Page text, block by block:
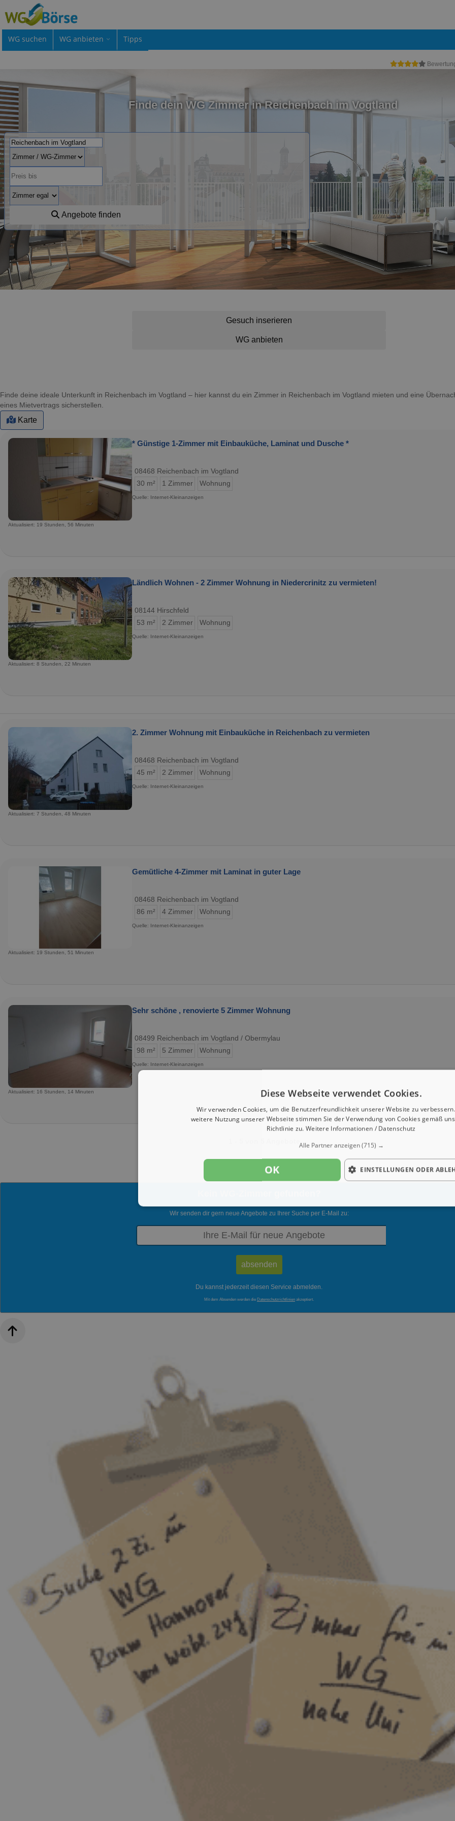
WG suchen WG anbieten Tipps
Finde dein WG Zimmer in Reichenbach im Vogtland
Angebote finden
Gesuch inserieren
WG anbieten
Finde deine ideale Unterkunft in Reichenbach im Vogtland – hier kannst du ein Zimmer in Reichenbach im Vogtland mieten und eine
eines Mietvertrags sicherstellen.
Karte
* Günstige 1-Zimmer mit Einbauküche, Laminat und Dusche *
08468 Reichenbach im Vogtland
30 m²
1 Zimmer Wohnung
Quelle: Internet-Kleinanzeigen
Aktualisiert: 19 Stunden, 56 Minuten
Ländlich Wohnen - 2 Zimmer Wohnung in Niedercrinitz zu vermieten!
08144 Hirschfeld
53 m²
2 Zimmer Wohnung
Quelle: Internet-Kleinanzeigen
Aktualisiert: 8 Stunden, 22 Minuten
2. Zimmer Wohnung mit Einbauküche in Reichenbach zu vermieten
08468 Reichenbach im Vogtland
45 m²
2 Zimmer Wohnung
Quelle: Internet-Kleinanzeigen
Aktualisiert: 7 Stunden, 48 Minuten
Gemütliche 4-Zimmer mit Laminat in guter Lage
08468 Reichenbach im Vogtland
86 m²
4 Zimmer Wohnung
Quelle: Internet-Kleinanzeigen
Aktualisiert: 19 Stunden, 51 Minuten
Sehr schöne , renovierte 5 Zimmer Wohnung
08499 Reichenbach im Vogtland / Obermylau
98 m²
5 Zimmer Wohnung
Quelle: Internet-Kleinanzeigen
Aktualisiert: 16 Stunden, 14 Minuten
Wir senden dir gern neue Angebote zu Ihrer Suche per E-Mail zu:
Du kannst jederzeit diesen Service abmelden.
Mit dem Absenden werden die Datenschutzrichtlinien akzeptiert.
Diese Webseite verwendet Cookies.
Wir verwenden Cookies, um die Benutzerfreundlichkeit unserer Website zu
weitere Nutzung unserer Webseite stimmen Sie der Verwendung von Cookies gemäß
Richtlinie zu. Weitere Informationen / Datenschutz
Alle Partner anzeigen(715) →
OK EINSTELLUNGEN ODER